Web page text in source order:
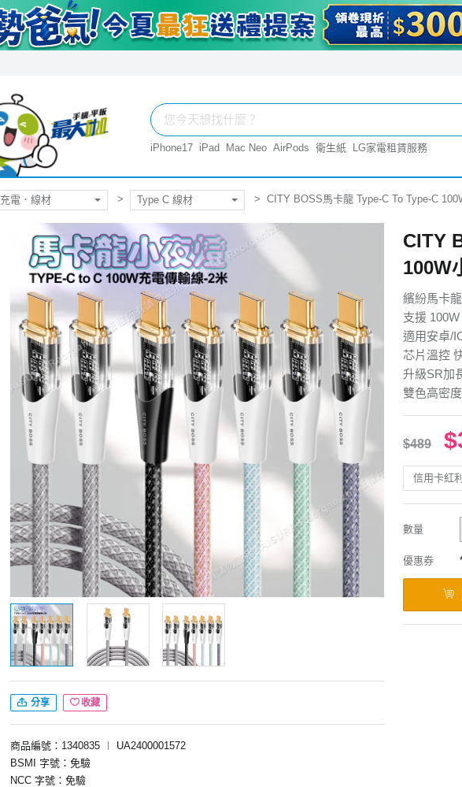
iPhone17 iPad Mac Neo AirPods 衛生紙 LG家電租賃服務
充電．線材 Type C 線材 CITY BOSS馬卡龍 Type-C To Type-C
分享 收藏
商品編號：1340835 ︱
UA2400001572
BSMI 字號：免驗
NCC 字號：免驗
CITY
100W
繽紛馬卡
支援
適用安卓/
芯片溫控
升級SR加
雙色高密
$489
信用卡紅
數量
優惠券